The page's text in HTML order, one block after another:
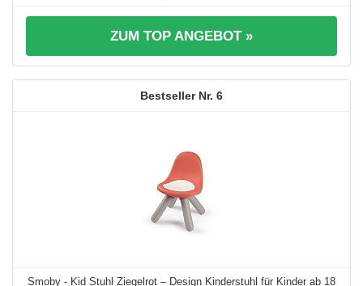
ZUM TOP ANGEBOT »
6
Smoby - Kid Stuhl Ziegelrot – Design Kinderstuhl für Kinder ab 18